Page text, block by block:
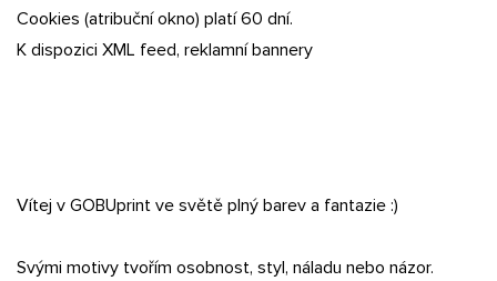
Cookies (atribuční okno) platí 60 dní.
K dispozici XML feed, reklamní bannery
Vítej v GOBUprint ve světě plný barev a fantazie :)
Svými motivy tvořím osobnost, styl, náladu nebo názor.